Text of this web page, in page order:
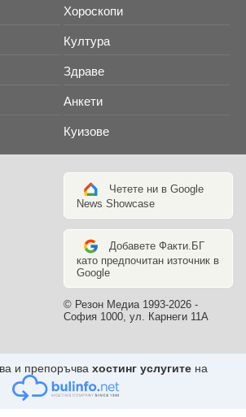
Хороскопи
Култура
Здраве
Анкети
Куизове
Четете ни в Google
News Showcase
Добавете Факти.БГ
като предпочитан източник в
Google
© Резон Медиа 1993-2026 -
София 1000, ул. Карнеги 11А
и препоръчва хостинг услугите на